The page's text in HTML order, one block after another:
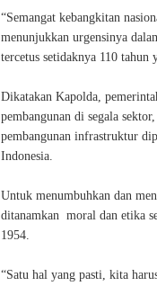
“Semangat kebangkitan
menunjukkan urgensinya
tercetus setidaknya 110 tahun
Dikatakan Kapolda,
pembangunan di segala
pembangunan infrastruktur
Indonesia.
Untuk menumbuhkan dan
ditanamkan moral dan etika
1954.
“Satu hal yang pasti, kita